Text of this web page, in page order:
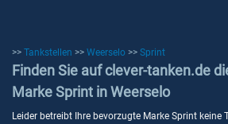
>> Tankstellen >> Weerselo >> Sprint
Finden Sie auf clever-tanken.de
Marke Sprint in Weerselo
Leider betreibt Ihre bevorzugte Marke Sprint keine